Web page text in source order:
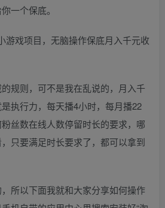
一个保底。
规则，可不是我在乱说的，月入千
执行力，每天播4小时，每月播22
丝数在线人数停留时长的要求，哪
只要满足时长要求了，都可以拿到
所以下面我就和大家分享如何操作